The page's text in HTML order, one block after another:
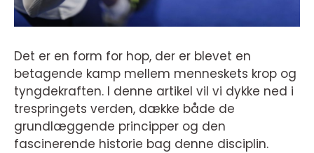
Det er en form for hop, der er blevet en
betagende kamp mellem menneskets krop og
tyngdekraften. I denne artikel vil vi dykke ned i
trespringets verden, dække både de
grundlæggende principper og den
fascinerende historie bag denne disciplin.